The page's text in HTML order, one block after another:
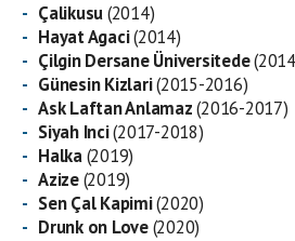
Çalikusu(2014)
Hayat Agaci(2014)
Çilgin Dersane Üniversitede
Günesin Kizlari(2015-2016)
Ask Laftan Anlamaz(2016-2017)
Siyah Inci(2017-2018)
Halka(2019)
Azize(2019)
Sen Çal Kapimi(2020)
Drunk on Love(2020)